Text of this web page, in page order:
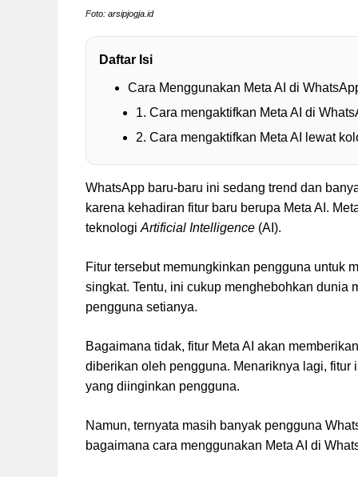
Foto: arsipjogja.id
Daftar Isi
Cara Menggunakan Meta AI di
1. Cara mengaktifkan Meta AI di
2. Cara mengaktifkan Meta AI lewat
WhatsApp baru-baru ini sedang trend dan
karena kehadiran fitur baru berupa Meta AI.
teknologiArtificial Intelligence (AI).
Fitur tersebut memungkinkan pengguna untuk
singkat. Tentu, ini cukup menghebohkan dunia
pengguna setianya.
Bagaimana tidak, fitur Meta AI akan
diberikan oleh pengguna. Menariknya lagi,
yang diinginkan pengguna.
Namun, ternyata masih banyak pengguna
bagaimana cara menggunakan Meta AI di